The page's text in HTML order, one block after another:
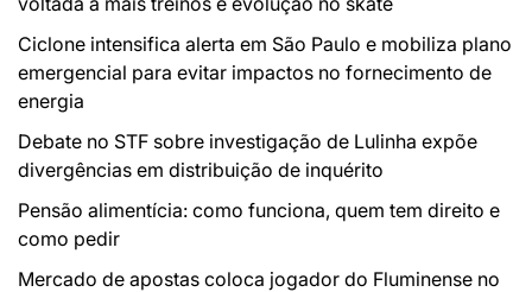
Ciclone intensifica alerta em São Paulo e mobiliza plano
emergencial para evitar impactos no fornecimento de
energia
Debate no STF sobre investigação de Lulinha expõe
divergências em distribuição de inquérito
Pensão alimentícia: como funciona, quem tem direito e
como pedir
Mercado de apostas coloca jogador do Fluminense no